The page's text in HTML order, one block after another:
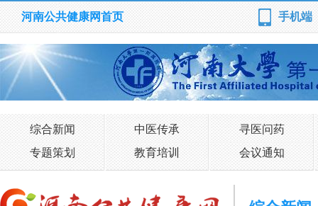
河南公共健康网首页 手机端
综合新闻 中医传承
寻医问药
专题策划
教育培训 会议通知